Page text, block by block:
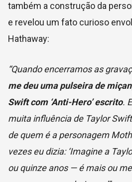
também a construção da
e revelou um fato curioso
Hathaway:
“Quando encerramos as
me deu uma pulseira de
Swift com ‘Anti-Hero’ escrito.
muita influência de Taylor
de quem é a personagem
vezes eu dizia: ‘Imagine a
ou quinze anos — é mais ou